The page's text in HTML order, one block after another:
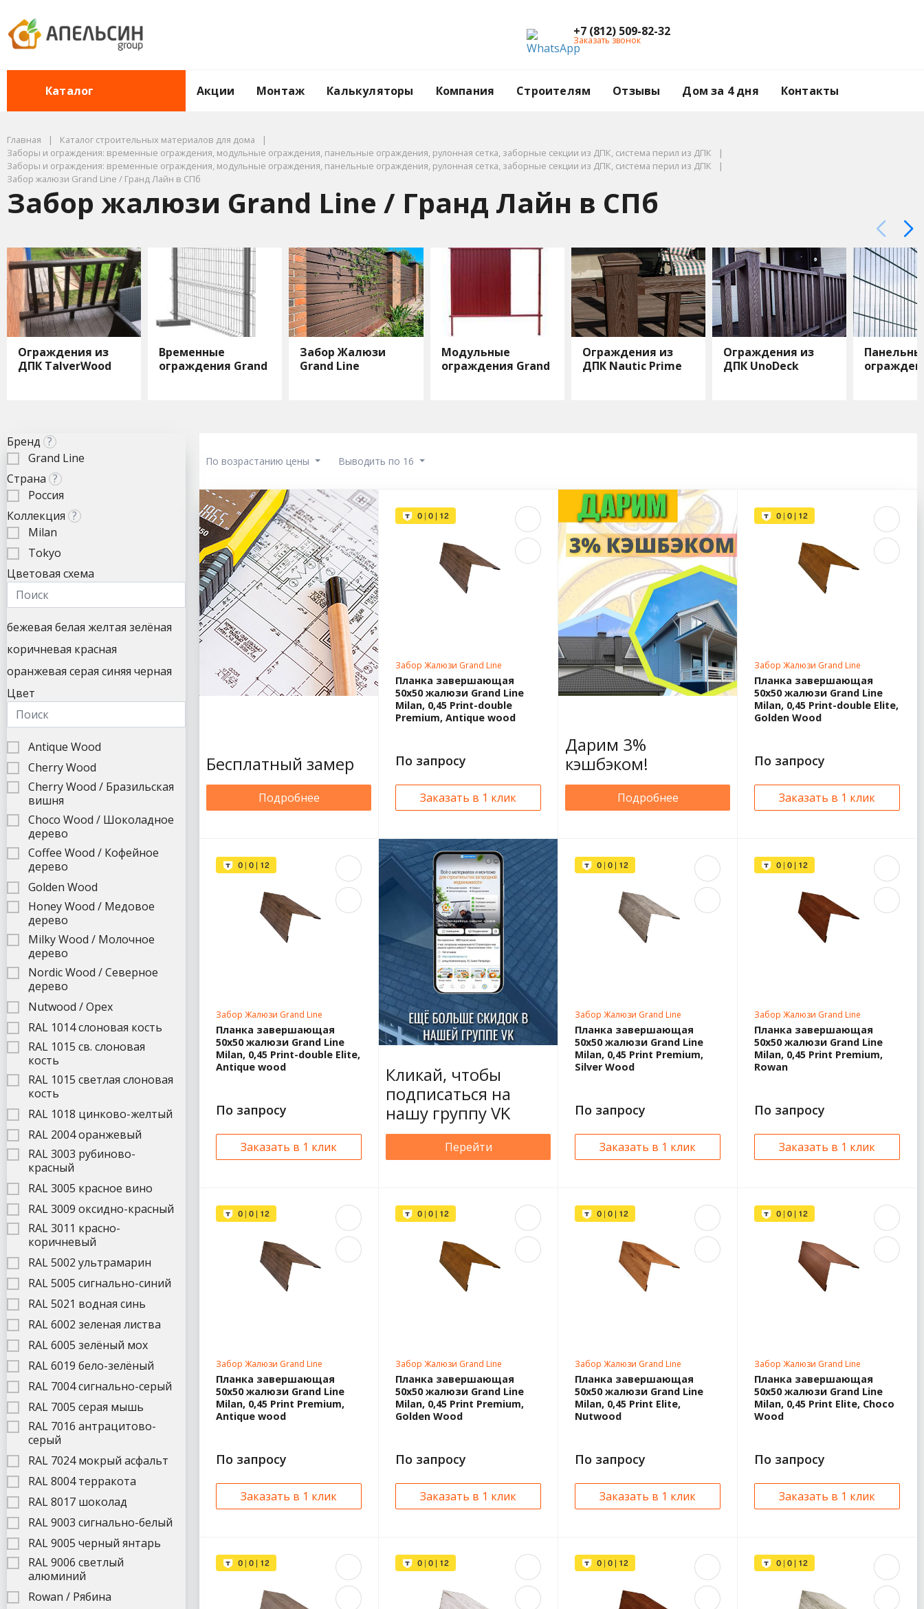
+7 (812) 509-82-32
Заказать звонок
Каталог Акции Монтаж Калькуляторы Компания Строителям Отзывы Дом за 4 дня Контакты
Главная
Каталог строительных материалов для дома
Заборы и ограждения: временные ограждения, модульные ограждения, панельные ограждения, рулонная сетка, заборные секции из ДПК, система перил из ДПК
Заборы и ограждения: временные ограждения, модульные ограждения, панельные ограждения, рулонная сетка, заборные секции из ДПК, система перил из ДПК
Забор жалюзи Grand Line / Гранд Лайн в СПб
Забор жалюзи Grand Line / Гранд Лайн в СПб
Ограждения из
ДПК TalverWood
Временные
ограждения Grand
Забор Жалюзи
Grand Line
Модульные
ограждения Grand
Ограждения из
ДПК Nautic Prime
Ограждения из
ДПК UnoDeck
По возрастанию цены Выводить по 16
Бесплатный замер
Подробнее
Забор Жалюзи Grand Line
Планка завершающая
50х50 жалюзи Grand Line
Milan, 0,45 Print-double
Premium, Antique wood
По запросу
Заказать в 1 клик
Дарим 3%
кэшбэком!
Подробнее
Забор Жалюзи Grand Line
Планка завершающая
50х50 жалюзи Grand Line
Milan, 0,45 Print-double Elite,
Golden Wood
По запросу
Заказать в 1 клик
Забор Жалюзи Grand Line
Планка завершающая
50х50 жалюзи Grand Line
Milan, 0,45 Print-double Elite,
Antique wood
По запросу
Заказать в 1 клик
Кликай, чтобы
подписаться на
нашу группу VK
Перейти
Забор Жалюзи Grand Line
Планка завершающая
50х50 жалюзи Grand Line
Milan, 0,45 Print Premium,
Silver Wood
По запросу
Заказать в 1 клик
Забор Жалюзи Grand Line
Планка завершающая
50х50 жалюзи Grand Line
Milan, 0,45 Print Premium,
Rowan
По запросу
Заказать в 1 клик
Забор Жалюзи Grand Line
Планка завершающая
50х50 жалюзи Grand Line
Milan, 0,45 Print Premium,
Antique wood
По запросу
Заказать в 1 клик
Забор Жалюзи Grand Line
Планка завершающая
50х50 жалюзи Grand Line
Milan, 0,45 Print Premium,
Golden Wood
По запросу
Заказать в 1 клик
Забор Жалюзи Grand Line
Планка завершающая
50х50 жалюзи Grand Line
Milan, 0,45 Print Elite,
Nutwood
По запросу
Заказать в 1 клик
Забор Жалюзи Grand Line
Планка завершающая
50х50 жалюзи Grand Line
Milan, 0,45 Print Elite, Choco
Wood
По запросу
Заказать в 1 клик
Бренд ?
Grand Line
Страна ?
Россия
Коллекция ?
Milan
Tokyo
Цветовая схема
бежевая белая желтая зелёная
коричневая красная
оранжевая серая синяя черная
Цвет
Antique Wood
Cherry Wood
Cherry Wood / Бразильская
вишня
Choco Wood / Шоколадное
дерево
Coffee Wood / Кофейное
дерево
Golden Wood
Honey Wood / Медовое
дерево
Milky Wood / Молочное
дерево
Nordic Wood / Северное
дерево
Nutwood / Орех
RAL 1014 слоновая кость
RAL 1015 св. слоновая
кость
RAL 1015 светлая слоновая
кость
RAL 1018 цинково-желтый
RAL 2004 оранжевый
RAL 3003 рубиново-
красный
RAL 3005 красное вино
RAL 3009 оксидно-красный
RAL 3011 красно-
коричневый
RAL 5002 ультрамарин
RAL 5005 сигнально-синий
RAL 5021 водная синь
RAL 6002 зеленая листва
RAL 6005 зелёный мох
RAL 6019 бело-зелёный
RAL 7004 сигнально-серый
RAL 7005 серая мышь
RAL 7016 антрацитово-
серый
RAL 7024 мокрый асфальт
RAL 8004 терракота
RAL 8017 шоколад
RAL 9003 сигнально-белый
RAL 9005 черный янтарь
RAL 9006 светлый
алюминий
Rowan / Рябина